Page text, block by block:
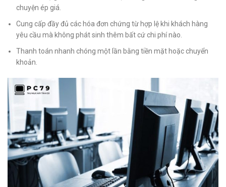
chuyện ép giá.
Cung cấp đầy đủ các hóa đơn chứng từ hợp lệ khi khách hàng
yêu cầu mà không phát sinh thêm bất cứ chi phí nào.
Thanh toán nhanh chóng một lần bằng tiền mặt hoặc chuyển
khoản.